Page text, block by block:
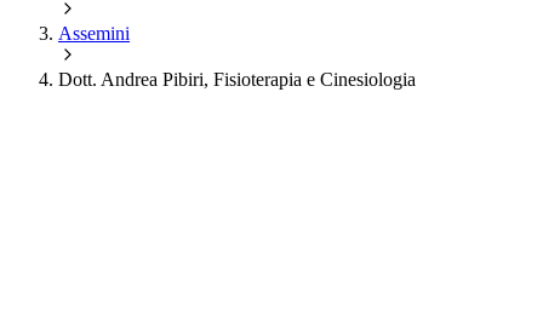
Assemini
Dott. Andrea Pibiri, Fisioterapia e Cinesiologia